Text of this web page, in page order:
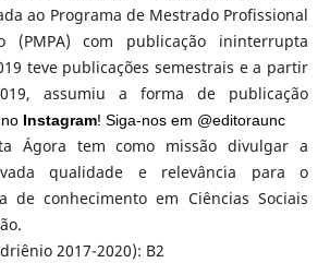
ao Programa de Mestrado Profissional
(PMPA) com publicação ininterrupta
teve publicações semestrais e a partir
assumiu a forma de publicação
Instagram! Siga-nos em @editoraunc
Ágora tem como missão divulgar a
qualidade e relevância para o
de conhecimento em Ciências Sociais
2017-2020): B2